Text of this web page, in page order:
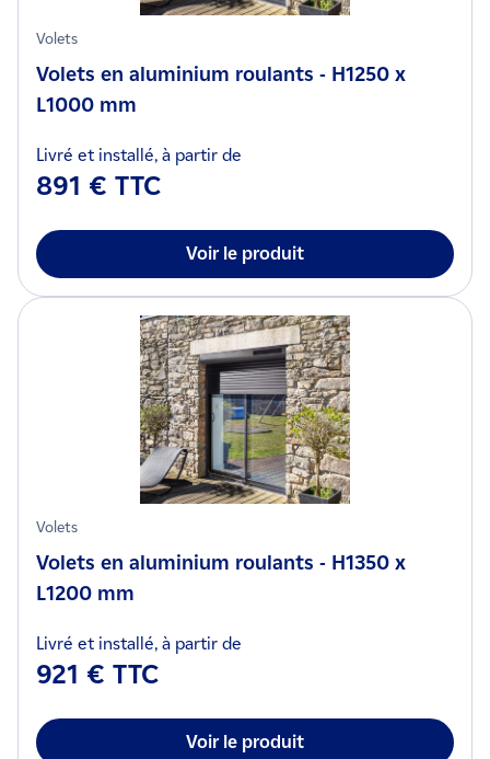
Volets
Volets en aluminium roulants - H1250 x
L1000 mm
Livré et installé, à partir de
891 € TTC
Voir le produit
Volets
Volets en aluminium roulants - H1350 x
L1200 mm
Livré et installé, à partir de
921 € TTC
Voir le produit